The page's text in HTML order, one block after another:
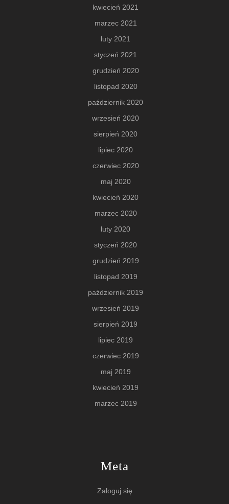
kwiecień 2021
marzec 2021
luty 2021
styczeń 2021
grudzień 2020
listopad 2020
październik 2020
wrzesień 2020
sierpień 2020
lipiec 2020
czerwiec 2020
maj 2020
kwiecień 2020
marzec 2020
luty 2020
styczeń 2020
grudzień 2019
listopad 2019
październik 2019
wrzesień 2019
sierpień 2019
lipiec 2019
czerwiec 2019
maj 2019
kwiecień 2019
marzec 2019
Meta
Zaloguj się